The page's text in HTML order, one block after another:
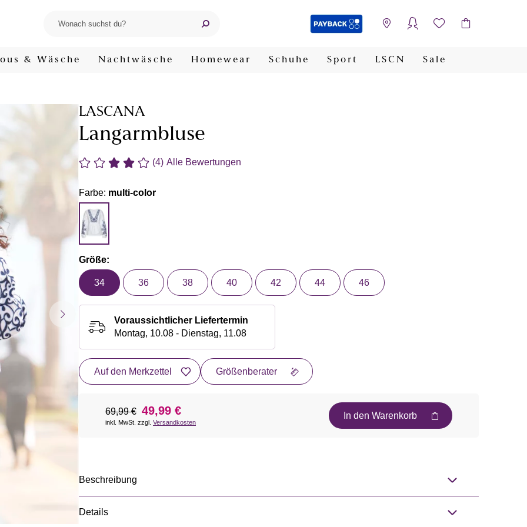
& Wäsche Nachtwäsche Homewear Schuhe Sport LSCN Sale
LASCANA
Langarmbluse
(4) Alle Bewertungen
Farbe: multi-color
Größe:
34 36 38 40 42 44 46
Voraussichtlicher Liefertermin
Montag, 10.08 - Dienstag, 11.08
Auf den Merkzettel Größenberater
69,99 € 49,99 €
inkl. MwSt. zzgl. Versandkosten
In den Warenkorb
Beschreibung
Details